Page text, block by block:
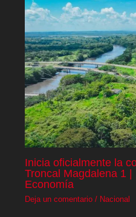
Inicia oficialmente la
Troncal Magdalena 1 |
Economía
Deja un comentario / Nacional